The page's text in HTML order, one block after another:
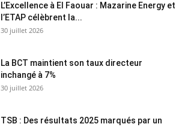
L’Excellence à El Faouar : Mazarine Energy et
l’ETAP célèbrent la...
30 juillet 2026
La BCT maintient son taux directeur
inchangé à 7%
30 juillet 2026
TSB : Des résultats 2025 marqués par un